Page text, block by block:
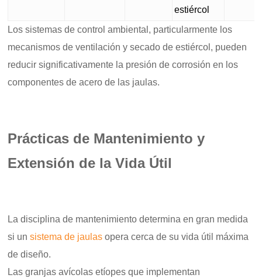
estiércol
Los sistemas de control ambiental, particularmente los
mecanismos de ventilación y secado de estiércol, pueden
reducir significativamente la presión de corrosión en los
componentes de acero de las jaulas.
Prácticas de Mantenimiento y
Extensión de la Vida Útil
La disciplina de mantenimiento determina en gran medida
si unsistema de jaulas opera cerca de su vida útil máxima
de diseño.
Las granjas avícolas etíopes que implementan